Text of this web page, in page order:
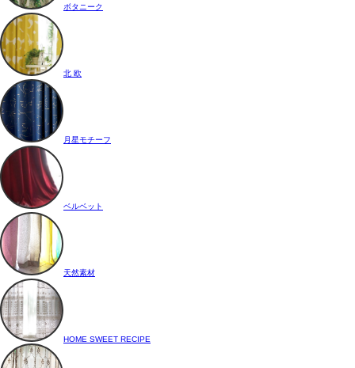
ボタニーク
北 欧
月星モチーフ
ベルベット
天然素材
HOME SWEET RECIPE